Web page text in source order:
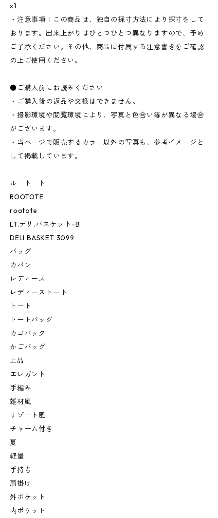
x1
・注意事項：この商品は、独自の採寸方法により採寸をして
おります。出来上がりはひとつひとつ異なりますので、予め
ご了承ください。その他、商品に付属する注意書きをご確認
の上ご使用ください。
●ご購入前にお読みください
・ご購入後の返品や交換はできません。
・撮影環境や閲覧環境により、写真と色合い等が異なる場合
がございます。
・当ページで販売するカラー以外の写真も、参考イメージと
して掲載しています。
ルートート
ROOTOTE
rootote
LT.デリ.バスケット-B
DELI BASKET 3099
バッグ
カバン
レディース
レディーストート
トート
トートバッグ
カゴバック
かごバッグ
上品
エレガント
手編み
雑材風
リゾート風
チャーム付き
夏
軽量
手持ち
肩掛け
外ポケット
内ポケット